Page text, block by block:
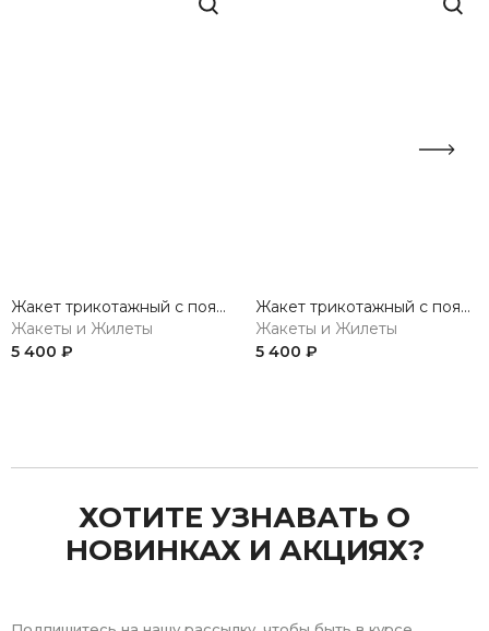
Жакет трикотажный с поясом
Жакеты и Жилеты
5 400 ₽
Жакет трикотажный с поясом
Жакеты и Жилеты
5 400 ₽
ХОТИТЕ УЗНАВАТЬ О
НОВИНКАХ И АКЦИЯХ?